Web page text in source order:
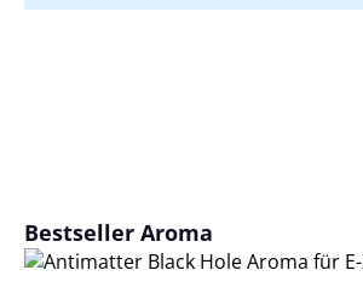
Produktgalerie überspringen
Bestseller Aroma